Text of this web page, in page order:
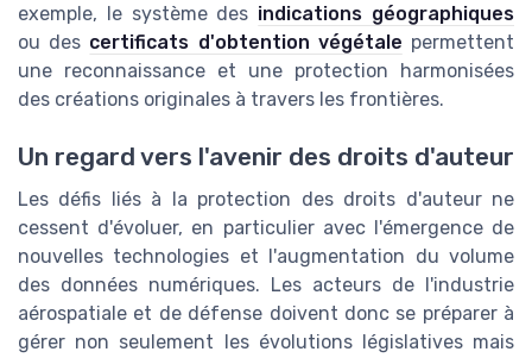
exemple, le système des indications géographiques
ou des certificats d'obtention végétale permettent
une reconnaissance et une protection harmonisées
des créations originales à travers les frontières.
Un regard vers l'avenir des droits d'auteur
Les défis liés à la protection des droits d'auteur ne
cessent d'évoluer, en particulier avec l'émergence de
nouvelles technologies et l'augmentation du volume
des données numériques. Les acteurs de l'industrie
aérospatiale et de défense doivent donc se préparer à
gérer non seulement les évolutions législatives mais